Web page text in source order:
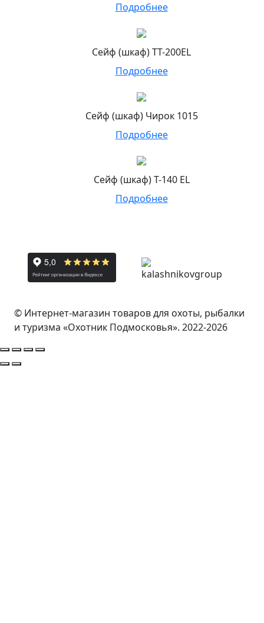
Подробнее
Сейф (шкаф) ТТ-200EL
Подробнее
Сейф (шкаф) Чирок 1015
Подробнее
Сейф (шкаф) Т-140 EL
Подробнее
© Интернет-магазин товаров для охоты, рыбалки
и туризма «Охотник Подмосковья». 2022-2026